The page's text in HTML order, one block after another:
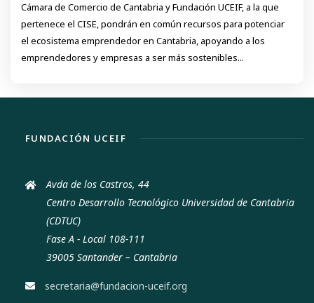
Cámara de Comercio de Cantabria y Fundación UCEIF, a la que
pertenece el CISE, pondrán en común recursos para potenciar
el ecosistema emprendedor en Cantabria, apoyando a los
emprendedores y empresas a ser más sostenibles...
FUNDACIÓN UCEIF
Avda de los Castros, 44
Centro Desarrollo Tecnológico Universidad de Cantabria
(CDTUC)
Fase A - Local 108-111
39005 Santander – Cantabria
secretaria@fundacion-uceif.org